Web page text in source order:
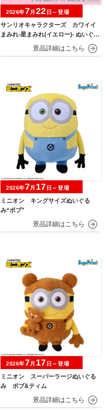
サンリオキャラクターズ カワイイ
まみれ-星まみれ(イエロー)- ぬいぐる
2026年7月 22 日～登場
ミニオン キングサイズぬいぐる
み“ボブ”
2026年7月 17 日～登場
ミニオン スーパーラージぬいぐる
み ボブ&ティム
2026年7月 17 日～登場